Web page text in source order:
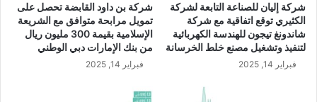
ا
ل
ا
س
شركة إليان للصناعة التابعة لشركة
الكثيري توقع اتفاقية مع شركة
شاندونغ تيجون للهندسة الكهربائية
لتنفيذ وتشغيل مصنع خلط الخرسانة
فبراير 14, 2025
شركة بن داود القابضة تحصل على
تمويل مرابحة متوافق مع الشريعة
الإسلامية بقيمة 300 مليون ريال
من بنك الإمارات دبي الوطني
فبراير 14, 2025